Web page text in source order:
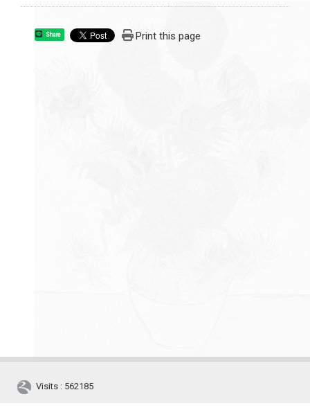
Share Print this page
Visits : 562185